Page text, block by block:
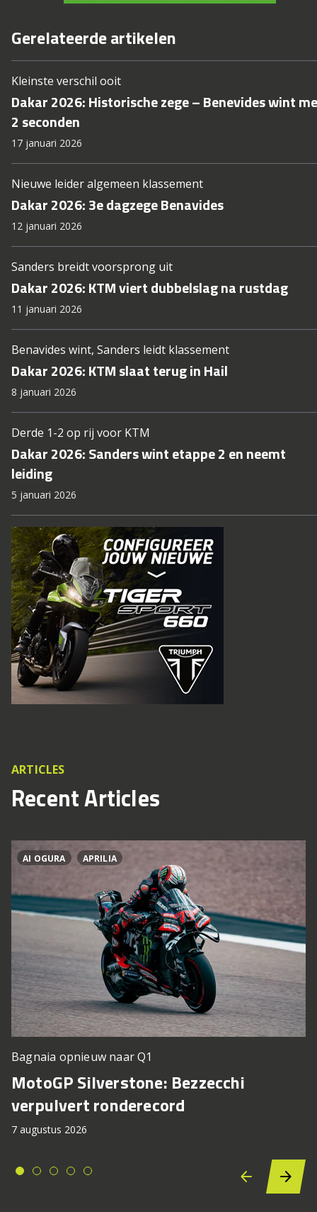
Gerelateerde artikelen
Kleinste verschil ooit
Dakar 2026: Historische zege – Benevides wint
2 seconden
17 januari 2026
Nieuwe leider algemeen klassement
Dakar 2026: 3e dagzege Benavides
12 januari 2026
Sanders breidt voorsprong uit
Dakar 2026: KTM viert dubbelslag na rustdag
11 januari 2026
Benavides wint, Sanders leidt klassement
Dakar 2026: KTM slaat terug in Hail
8 januari 2026
Derde 1-2 op rij voor KTM
Dakar 2026: Sanders wint etappe 2 en neemt
leiding
5 januari 2026
ARTICLES
Recent Articles
AI OGURA APRILIA
Bagnaia opnieuw naar Q1
MotoGP Silverstone: Bezzecchi
verpulvert ronderecord
7 augustus 2026